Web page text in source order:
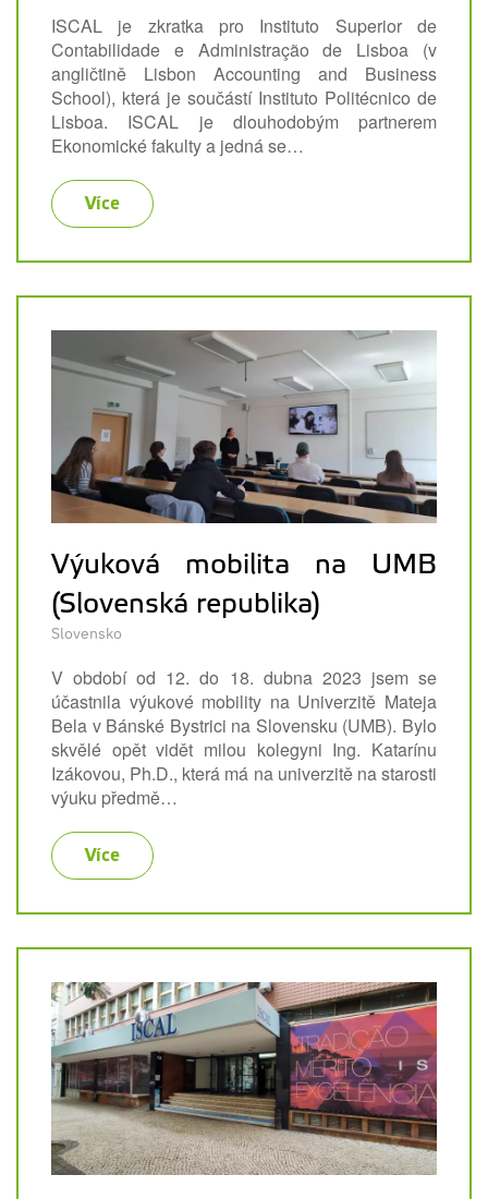
ISCAL je zkratka pro Instituto Superior de
Contabilidade e Administração de Lisboa (v
angličtině Lisbon Accounting and Business
School), která je součástí Instituto Politécnico de
Lisboa. ISCAL je dlouhodobým partnerem
Ekonomické fakulty a jedná se…
Více
Výuková mobilita na UMB
(Slovenská republika)
Slovensko
V období od 12. do 18. dubna 2023 jsem se
účastnila výukové mobility na Univerzitě Mateja
Bela v Bánské Bystrici na Slovensku (UMB). Bylo
skvělé opět vidět milou kolegyni Ing. Katarínu
Izákovou, Ph.D., která má na univerzitě na starosti
výuku předmě…
Více